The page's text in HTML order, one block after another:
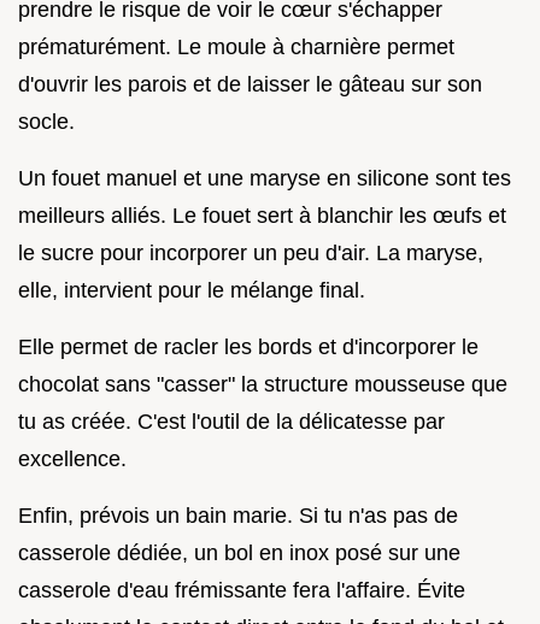
prendre le risque de voir le cœur s'échapper
prématurément. Le moule à charnière permet
d'ouvrir les parois et de laisser le gâteau sur son
socle.
Un fouet manuel et une maryse en silicone sont tes
meilleurs alliés. Le fouet sert à blanchir les œufs et
le sucre pour incorporer un peu d'air. La maryse,
elle, intervient pour le mélange final.
Elle permet de racler les bords et d'incorporer le
chocolat sans "casser" la structure mousseuse que
tu as créée. C'est l'outil de la délicatesse par
excellence.
Enfin, prévois un bain marie. Si tu n'as pas de
casserole dédiée, un bol en inox posé sur une
casserole d'eau frémissante fera l'affaire. Évite